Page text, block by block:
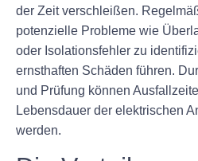
der Zeit verschleißen.
potenzielle Probleme wie
oder Isolationsfehler zu
ernsthaften Schäden führen.
und Prüfung können
Lebensdauer der elektrischen
werden.